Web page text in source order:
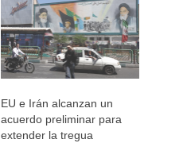
ventana
nueva)
EU e Irán alcanzan un
acuerdo preliminar para
extender la tregua